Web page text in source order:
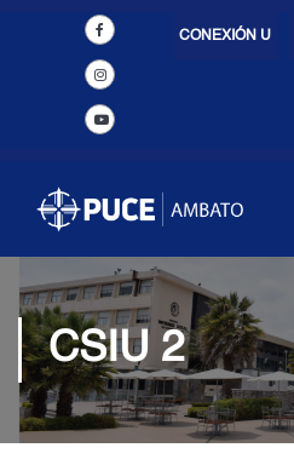
CONEXIÓN U
CSIU 2